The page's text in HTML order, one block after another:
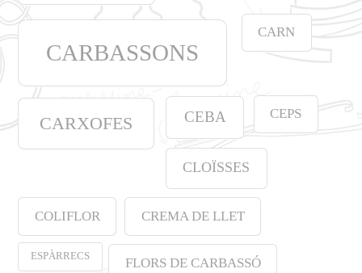
CARBASSONS
CARN
CARXOFES CEBA CEPS
CLOÏSSES
COLIFLOR CREMA DE LLET
ESPÀRRECS FLORS DE CARBASSÓ